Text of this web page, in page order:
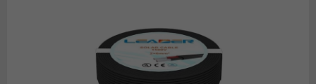
większa wydajność, bezpieczeństwo, trwałość oraz ochrona